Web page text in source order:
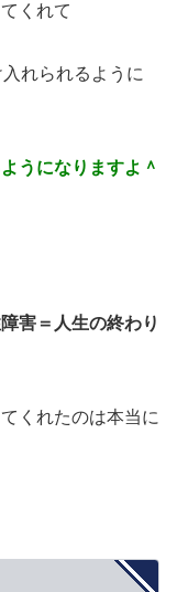
くれて
れられるように
うになりますよ＾
害＝人生の終わり
くれたのは本当に